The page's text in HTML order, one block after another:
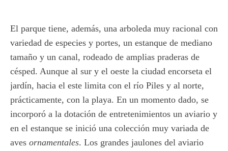
El parque tiene, además, una arboleda muy racional con
variedad de especies y portes, un estanque de mediano
tamaño y un canal, rodeado de amplias praderas de
césped. Aunque al sur y el oeste la ciudad encorseta el
jardín, hacia el este limita con el río Piles y al norte,
prácticamente, con la playa. En un momento dado, se
incorporó a la dotación de entretenimientos un aviario y
en el estanque se inició una colección muy variada de
aves ornamentales. Los grandes jaulones del aviario